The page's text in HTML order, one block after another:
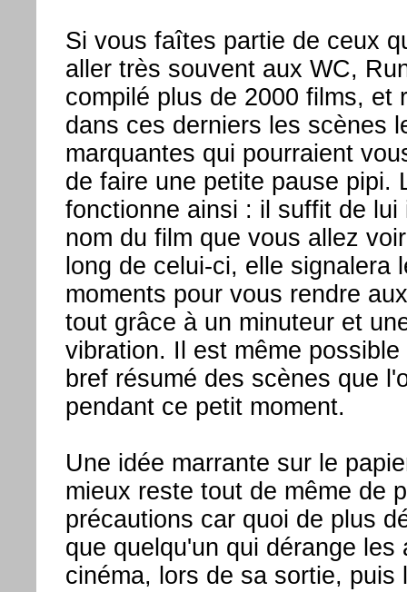
Si vous faîtes partie de ceux
aller très souvent aux WC,
compilé plus de 2000 films, et
dans ces derniers les scènes
marquantes qui pourraient
de faire une petite pause pipi.
fonctionne ainsi : il suffit de lui
nom du film que vous allez
long de celui-ci, elle signalera
moments pour vous rendre
tout grâce à un minuteur et
vibration. Il est même possible
bref résumé des scènes que
pendant ce petit moment.
Une idée marrante sur le
mieux reste tout de même de
précautions car quoi de plus
que quelqu'un qui dérange les
cinéma, lors de sa sortie, puis